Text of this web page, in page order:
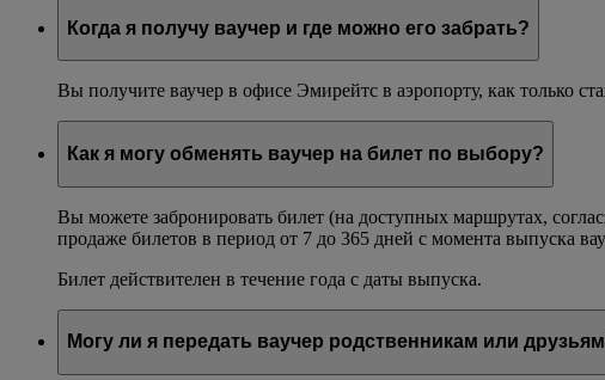
Когда я получу ваучер и где можно его забрать?
Вы получите ваучер в офисе Эмирейтс в аэропорту, как только
Как я могу обменять ваучер на билет по выбору?
Вы можете забронировать билет (на доступных маршрутах,
продаже билетов в период от 7 до 365 дней с момента выпуска
Билет действителен в течение года с даты выпуска.
Могу ли я передать ваучер родственникам или